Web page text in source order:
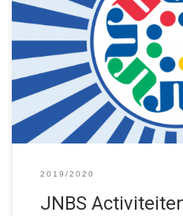
Onze leden hebben de
kregen de afgelopen weken de
spellen en
allemaal gedaan hebben!
2019/2020
JNBS